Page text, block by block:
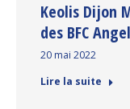
Keolis Dijon
des BFC
20 mai 2022
Lire la suite